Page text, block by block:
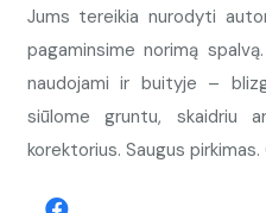
Jums tereikia nurodyti
pagaminsime norimą
naudojami ir buityje –
siūlome gruntu, skaidriu
korektorius. Saugus